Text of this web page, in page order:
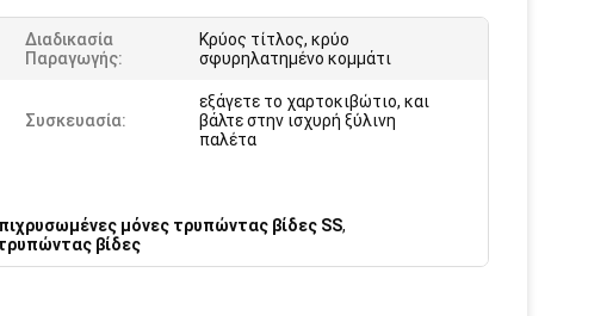
Διαδικασία
Παραγωγής:
Κρύος τίτλος, κρύο
σφυρηλατημένο κομμάτι
Συσκευασία:
εξάγετε το χαρτοκιβώτιο, και
βάλτε στην ισχυρή ξύλινη
παλέτα
μόνες τρυπώντας βίδες SS,
βίδες